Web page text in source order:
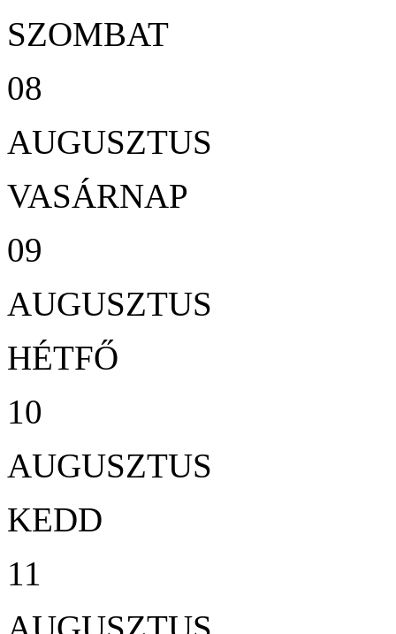
SZOMBAT
08
AUGUSZTUS
VASÁRNAP
09
AUGUSZTUS
HÉTFŐ
10
AUGUSZTUS
KEDD
11